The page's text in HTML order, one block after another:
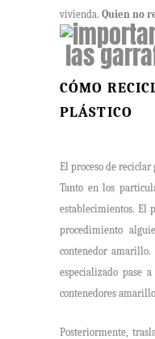
vivienda. Quien no
CÓMO
PLÁSTICO
El proceso de reciclar
Tanto en los
establecimientos. El
procedimiento
contenedor amarillo.
especializado pase
contenedores
Posteriormente,